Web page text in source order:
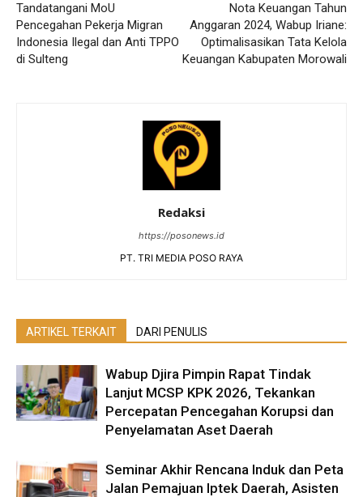
Tandatangani MoU
Pencegahan Pekerja Migran
Indonesia Ilegal dan Anti TPPO
di Sulteng
Nota Keuangan Tahun
Anggaran 2024, Wabup Iriane:
Optimalisasikan Tata Kelola
Keuangan Kabupaten Morowali
Redaksi
https://posonews.id
PT. TRI MEDIA POSO RAYA
ARTIKEL TERKAIT DARI PENULIS
Wabup Djira Pimpin Rapat Tindak
Lanjut MCSP KPK 2026, Tekankan
Percepatan Pencegahan Korupsi dan
Penyelamatan Aset Daerah
Seminar Akhir Rencana Induk dan Peta
Jalan Pemajuan Iptek Daerah, Asisten